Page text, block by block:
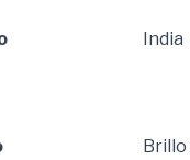
India
Brillo